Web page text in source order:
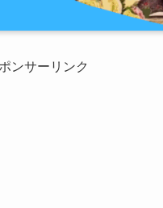
ンサーリンク